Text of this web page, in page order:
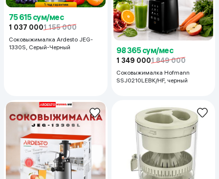
75 615 сум/мес
1 037 0001 155 000
Соковыжималка Ardesto JEG-
1330S, Серый-Черный
98 365 сум/мес
1 349 0001 849 000
Соковыжималка Hofmann
SSJ0210LEBK/HF, черный